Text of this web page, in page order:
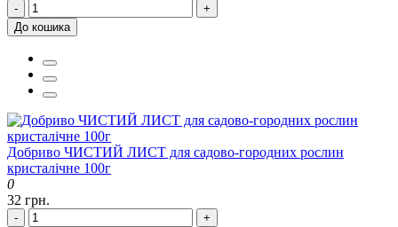
-
+
До кошика
Добриво ЧИСТИЙ ЛИСТ для садово-городних рослин
кристалічне 100г
0
32 грн.
-
+